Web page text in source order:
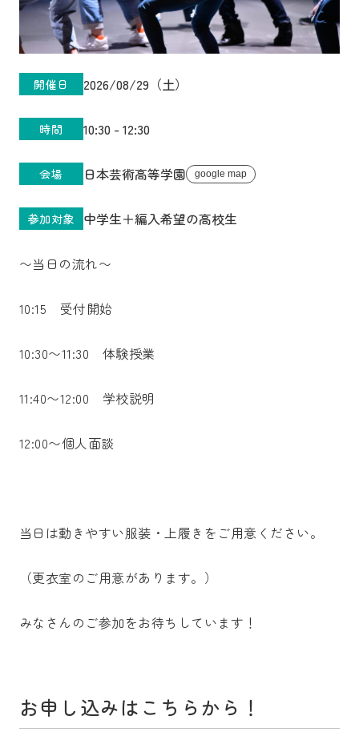
開催日 2026/08/29（土）
時間 10:30 - 12:30
会場 日本芸術高等学園 google map
参加対象 中学生＋編入希望の高校生
〜当日の流れ〜
10:15 受付開始
10:30〜11:30 体験授業
11:40〜12:00 学校説明
12:00〜個人面談
当日は動きやすい服装・上履きをご用意ください。
（更衣室のご用意があります。）
みなさんのご参加をお待ちしています！
お申し込みはこちらから！